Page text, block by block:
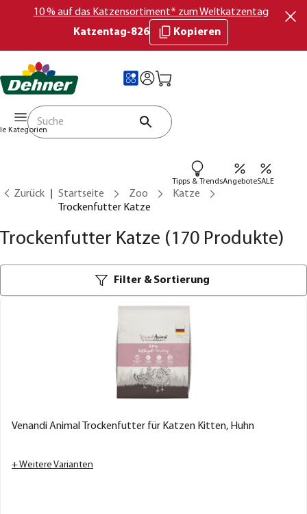
10 % auf das Katzensortiment* zum Weltkatzentag
Katzentag-826
Kopieren
Kategorien
Tipps & TrendsAngeboteSALE
Zurück Startseite Zoo
Katze
Trockenfutter Katze
Trockenfutter Katze (170 Produkte)
Filter & Sortierung
Venandi Animal Trockenfutter für Katzen Kitten, Huhn
+ Weitere Varianten